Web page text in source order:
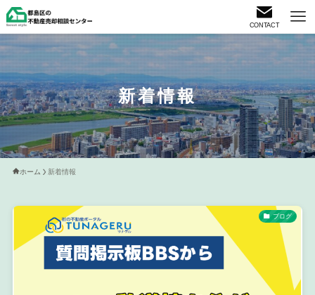
CONTACT
新着情報
ホーム 新着情報
ブログ